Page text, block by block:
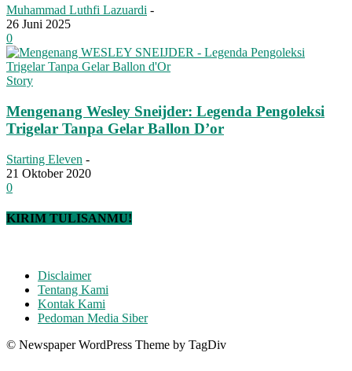
Muhammad Luthfi Lazuardi -
26 Juni 2025
0
Story
Mengenang Wesley Sneijder: Legenda Pengoleksi
Trigelar Tanpa Gelar Ballon D’or
Starting Eleven -
21 Oktober 2020
0
KIRIM TULISANMU!
Disclaimer
Tentang Kami
Kontak Kami
Pedoman Media Siber
© Newspaper WordPress Theme by TagDiv